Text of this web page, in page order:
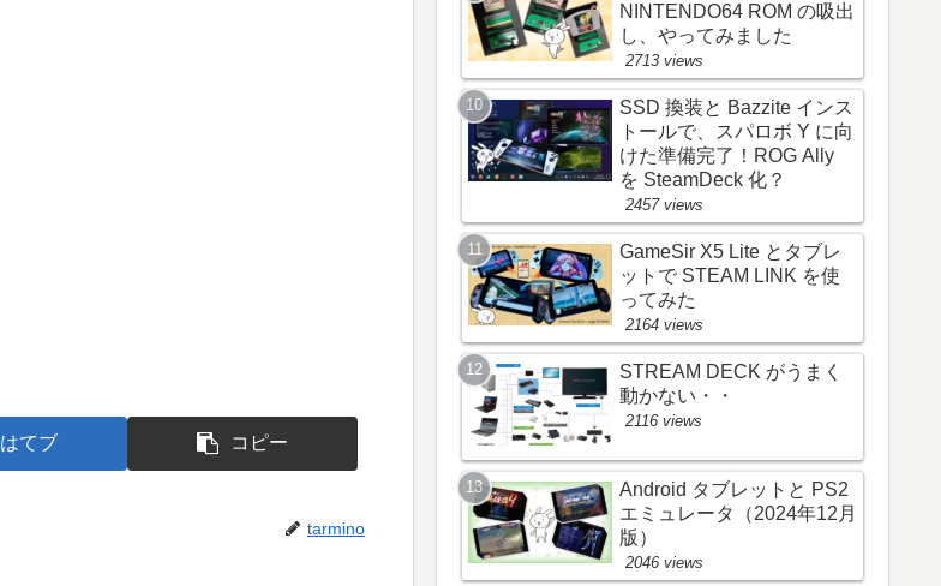
はてブ コピー
tarmino
NINTENDO64 ROM の吸出
し、やってみました
2713 views
SSD 換装と Bazzite インス
トールで、スパロボ Y に向
けた準備完了！ROG Ally
を SteamDeck 化？
2457 views
GameSir X5 Lite とタブレ
ットで STEAM LINK を使
ってみた
2164 views
STREAM DECK がうまく
動かない・・
2116 views
Android タブレットと PS2
エミュレータ（2024年12月
版）
2046 views